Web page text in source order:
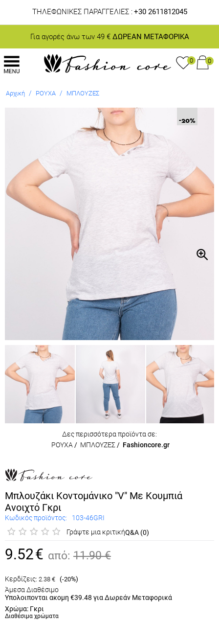
ΤΗΛΕΦΩΝΙΚΕΣ ΠΑΡΑΓΓΕΛΙΕΣ : +30 2611812045
Για αγορές άνω των 49 € ΔΩΡΕΑΝ ΜΕΤΑΦΟΡΙΚΑ
0 0
Αρχική / ΡΟΥΧΑ / ΜΠΛΟΥΖΕΣ
-20%
Δες περισσότερα προϊόντα σε:
ΡΟΥΧΑ / ΜΠΛΟΥΖΕΣ / Fashioncore.gr
Μπλουζάκι Κοντομάνικο "V" Με Κουμπιά
Ανοιχτό Γκρι
Κωδικός προϊόντος:
103-46GRI
Γράψτε μια κριτικήQ&A (0)
9.52€ από: 11.90 €
Κερδίζεις: 2.38 € (-20%)
Άμεσα Διαθέσιμο
Υπολοιπονται ακομη €39.48 για Δωρεάν Μεταφορικά
Χρώμα: Γκρι
Διαθέσιμα χρώματα